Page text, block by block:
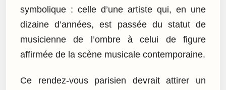
symbolique : celle d’une artiste qui, en une
dizaine d’années, est passée du statut de
musicienne de l’ombre à celui de figure
affirmée de la scène musicale contemporaine.
Ce rendez-vous parisien devrait attirer un